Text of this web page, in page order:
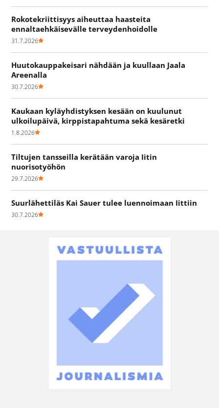
Rokotekriittisyys aiheuttaa haasteita
ennaltaehkäisevälle terveydenhoidolle
31.7.2026
Huutokauppakeisari nähdään ja kuullaan Jaala
Areenalla
30.7.2026
Kaukaan kyläyhdistyksen kesään on kuulunut
ulkoilupäivä, kirppistapahtuma sekä kesäretki
1.8.2026
Tiltujen tansseilla kerätään varoja Iitin
nuorisotyöhön
29.7.2026
Suurlähettiläs Kai Sauer tulee luennoimaan Iittiin
30.7.2026